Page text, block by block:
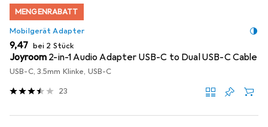
MENGENRABATT
Mobilgerät Adapter
EUR
9,47 bei 2 Stück
Joyroom 2-in-1 Audio Adapter USB-C to Dual USB-C Cable
USB-C, 3.5mm Klinke, USB-C
23